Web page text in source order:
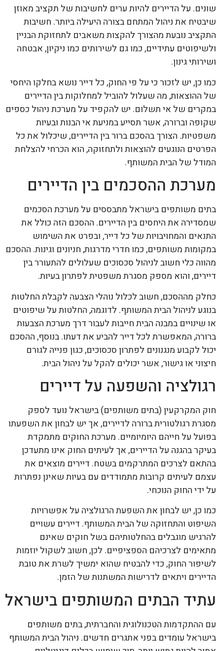
שונים. על הדיירים להיות ערים לחשיבות של תקציב מאוזן
שיבטיח את ניהול המתחם בצורה היעילה ביותר. חשיבות
התקציב נובעת מהצורך להקצות משאבים לתחזוקת הבניין
ולשיפוטים עתידיים, כמו גם לשירותים כמו ניקיון, אבטחה
ושירותי גינון.
כמו כן, יש לזכור כי על פי החוק, כל דייר נושא בחלקו היחסי
של ההוצאות, מה שעלול להוביל למחלוקות בין הדיירים
במקרים של אי תשלום. יש להקפיד על מערכת ניהול כספים
שקופה וברורה, אשר תסייע במניעת אי הבנות ובעיות
משפטיות. הצורך בהסכם ברור בין הדיירים, שיכלול את כל
הפרטים הנוגעים להוצאות ולתחזוקה, הוא הכרחי להצלחת
המודל של הבית המשותף.
מערכת ההסכמים בין הדיירים
בתים משותפים בישראל מתבססים על מערכת הסכמים
שמסדירה את היחסים בין הדיירים. ההסכם הזה כולל את
התנאים והמחויבויות של כל דייר, ובפרט את השימוש
במקומות משותפים, כמו חדרי מדרגות, חניונים וגינות. ההסכם
מהווה כלי חשוב לניהול סכסוכים שעלולים להתעורר בין
דיירים, והוא מספק מסגרת משפטית לפתרון בעיות.
כחלק מההסכם, חשוב לכלול נוהלי הצבעה לקבלת החלטות
בנוגע לניהול הבית המשותף. לדוגמה, החלטות על שיפוטים
או שינויים במבנה הבית חייבות לעבור דרך מערכת הצבעות
ברורה, המאפשרת לכל דייר להביע את דעתו. בנוסף, ההסכם
יכול לקבוע מנגנונים לפתרון סכסוכים, כגון פנייה לגורם
חיצוני או גישור, אשר יכולים להקל על ניהול הבית.
רגולציה והשפעה על דיירים
חוק המקרקעין (בתים משותפים) בישראל נועד לספק
מסגרת רגולטורית ברורה לדיירים, אך יש לבחון את השפעתו
בפועל על חייהם היומיומיים. מערכת החוקים מתמקדת
בעיקר בהגנה על הדיירים, אך לעיתים החוק אינו מתעדכן
בהתאם לצרכים המתרקמים בשטח. דיירים מוצאים את
עצמם לעיתים קרובות מתמודדים עם בעיות שאינן נפתרות
על ידי החוק הנוכחי.
כמו כן, יש לבחון את השפעת הרגולציה על אפשרויות
השיפוט והתחזוקה של הבית המשותף. דיירים עשויים
להרגיש מוגבלים בהחלטותיהם בשל חוקים שאינם
מתאימים לצרכיהם הספציפיים. לכן, חשוב לשקול יוזמות
לשיפור החוק, כדי להבטיח שהוא ימשיך לשרת את טובת
הדיירים ויתאים לדרישות המשתנות של הזמן.
עתיד הבתים המשותפים בישראל
עם ההתקדמות הטכנולוגית והחברתית, בתים משותפים
בישראל עומדים בפני אתגרים חדשים. ניהול הבית המשותף